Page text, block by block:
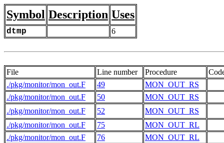
Symbol Description Uses
dtmp 6
File Line number Procedure
./pkg/monitor/mon_out.F
49 MON_OUT_RS
./pkg/monitor/mon_out.F 50
MON_OUT_RS
./pkg/monitor/mon_out.F
52
MON_OUT_RS
./pkg/monitor/mon_out.F
75 MON_OUT_RL
./pkg/monitor/mon_out.F 76
MON_OUT_RL